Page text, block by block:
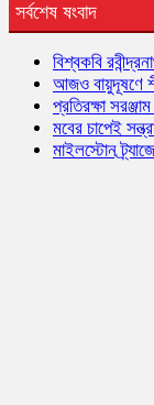
সর্বশেষ ষংবাদ
বিশ্বকবি
আজও বায়ুদূষণে
প্রতিরক্ষা
মবের চাপেই
মাইলস্টোন